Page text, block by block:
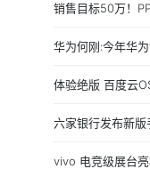
销售目标50万！
华为何刚:今年华
体验绝版 百度云
六家银行发布新版
vivo 电竞级展台